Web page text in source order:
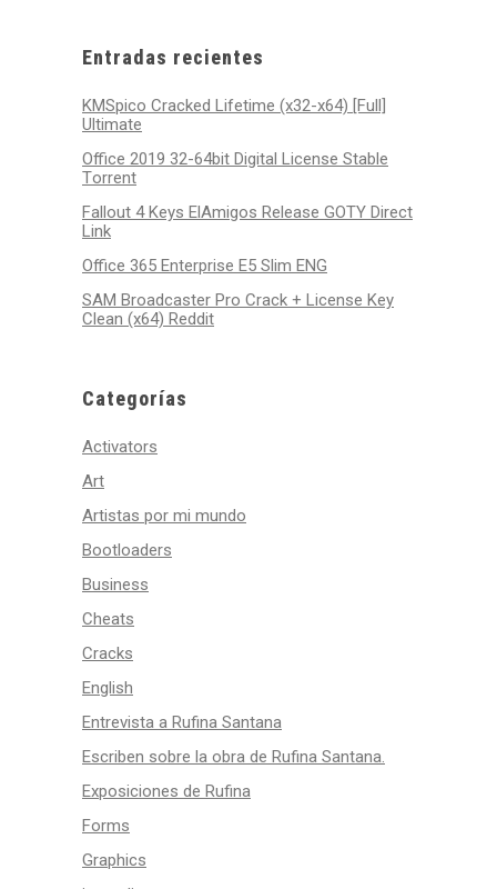
Entradas recientes
KMSpico Cracked Lifetime (x32-x64) [Full]
Ultimate
Office 2019 32-64bit Digital License Stable
Tоrrеnt
Fallout 4 Keys ElAmigos Release GOTY Direct
Link
Office 365 Enterprise E5 Slim ENG
SAM Broadcaster Pro Crack + License Key
Clean (x64) Reddit
Categorías
Activators
Art
Artistas por mi mundo
Bootloaders
Business
Cheats
Cracks
English
Entrevista a Rufina Santana
Escriben sobre la obra de Rufina Santana.
Exposiciones de Rufina
Forms
Graphics